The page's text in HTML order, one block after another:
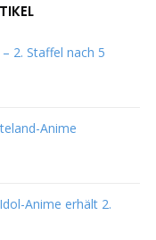
2. Staffel nach 5
Anime
Anime erhält 2.